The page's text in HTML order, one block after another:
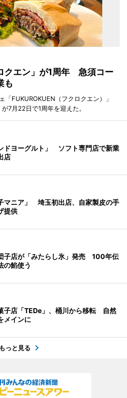
クエン」が1周年 急須コー
も
「FUKUROKUEN（フクロクエン）」
7月22日で1周年を迎えた。
ドヨーグルト」 ソフト専門店で新業
店
マニア」 埼玉初出店、自家製皮の手
提供
子店が「みたらし氷」発売 100年伝
の餡使う
子店「TEDe」、桶川から移転 自然
メインに
もっと見る